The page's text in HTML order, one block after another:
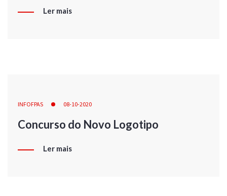
Ler mais
INFOFPAS 08-10-2020
Concurso do Novo Logotipo
Ler mais